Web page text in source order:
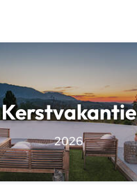
Kerstvakantie
2026